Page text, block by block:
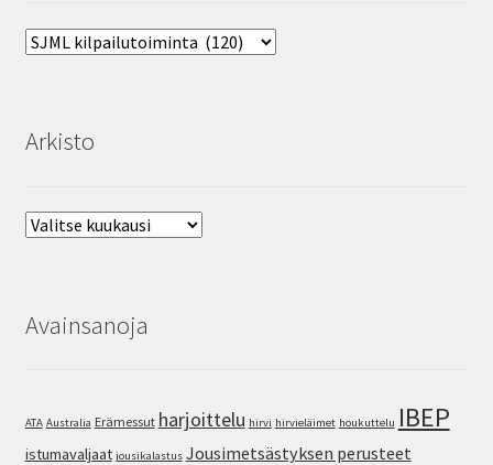
Aihealueet
Arkisto
Arkisto
Avainsanoja
ATA Australia Erämessut harjoittelu hirvi hirvieläimet houkuttelu IBEP
istumavaljaat jousikalastus Jousimetsästyksen perusteet